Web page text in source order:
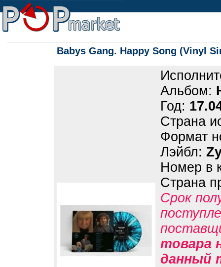
Babys Gang. Happy Song (Vinyl
Альбом:
Год:
Страна
Формат
Лэйбл:
Номер в
Страна
Срок
товара
данный